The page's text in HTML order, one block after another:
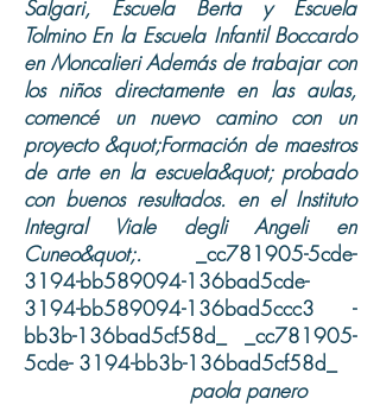
Salgari, Escuela Berta y Escuela
Tolmino En la Escuela Infantil Boccardo
en Moncalieri Además de trabajar con
los niños directamente en las aulas,
comencé un nuevo camino con un
proyecto &quot;Formación de maestros
de arte en la escuela&quot; probado
con buenos resultados. en el Instituto
Integral Viale degli Angeli en
Cuneo&quot;. _cc781905-5cde-
3194-bb589094-136bad5cde-
3194-bb589094-136bad5ccc3 -
bb3b-136bad5cf58d_ _cc781905-
5cde- 3194-bb3b-136bad5cf58d_
paola panero